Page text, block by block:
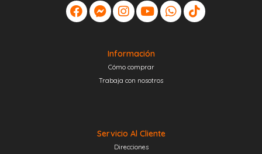
Información
Cómo comprar
Trabaja con nosotros
Servicio Al Cliente
Direcciones